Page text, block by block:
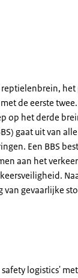
de eerste
op het derde
gaat uit van
Een BBS
aan het
van gevaarlijke
logistics'